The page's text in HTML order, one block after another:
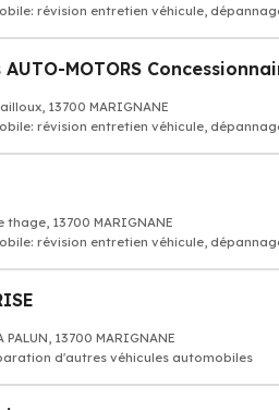
révision entretien véhicule,
MOTORS
13700 MARIGNANE
révision entretien véhicule,
thage, 13700 MARIGNANE
révision entretien véhicule,
PALUN, 13700 MARIGNANE
d'autres véhicules automobiles